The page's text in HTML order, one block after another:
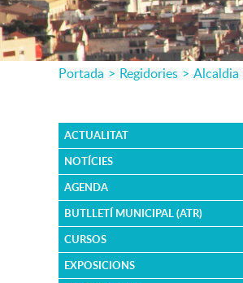
Portada > Regidories > Alcaldia
ACTUALITAT
NOTÍCIES
AGENDA
BUTLLETÍ MUNICIPAL (ATR)
CURSOS
EXPOSICIONS